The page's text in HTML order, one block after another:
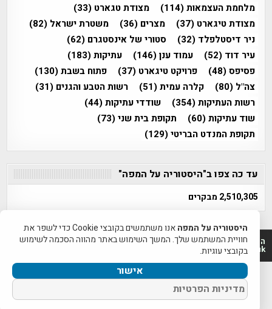
מלחמת העצמאות(114) מצודת טגארט (33)
מצודת טיגארט (37) מצרים (36) משטרת ישראל (82)
ניר דיסטלפלד (32) סטורי של אינסטגרם (62)
עיר דוד (52) עמוד ענן(146) עתיקות(183)
פסיפס(48) פרויקט טיגארט (37) פתוח בשבת(130)
צה"ל (80) קלרה עמית(51) רשות הטבע והגנים (31)
רשות העתיקות(354) שודדי עתיקות(44)
שוד עתיקות(60) תקופת בית שני(73)
תקופת המנדט הבריטי(129)
עד כה צפו ב"היסטוריה על המפה"
2,510,305 מבקרים
היסטוריה על המפה 2011-2026 | פרוייקט טיגארט 2012-2026|
www.mapah.co.il | www.tegart.uk
היסטוריה על המפה
אנו משתמשים בקובצי Cookie כדי לשפר את
חוויית המשתמש שלך. המשך השימוש באתר מהווה הסכמה לשימוש
בקובצי עוגיות.
אישור
מדיניות הפרטיות